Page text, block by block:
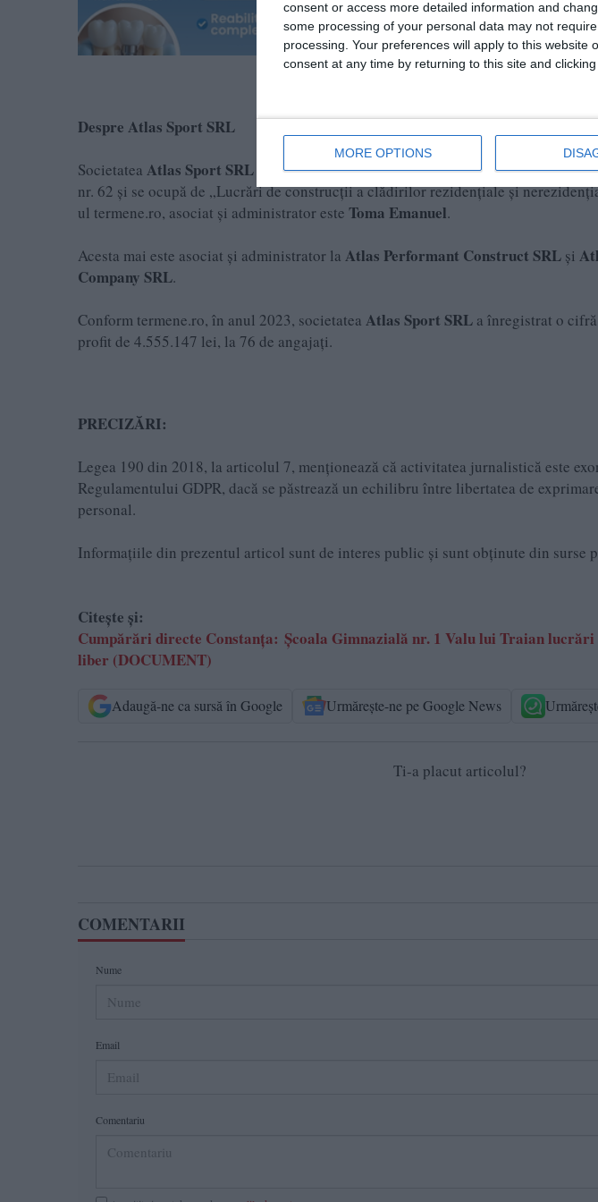
consent or access more detailed information and
some processing of your personal data may not
processing. Your preferences will apply to this
consent at any time by returning to this site and
MORE OPTIONS
Despre Atlas Sport SRL
Societatea Atlas Sport SRL a fost înființată în anul 2013, are sediul în Târgu
nr. 62 și se ocupă de „Lucrări de construcții a clădirilor rezidențiale și
ul termene.ro, asociat și administrator este Toma Emanuel.
Acesta mai este asociat și administrator la Atlas Performant Construct SRL și
Company SRL.
Conform termene.ro, în anul 2023, societatea Atlas Sport SRL a înregistrat o
profit de 4.555.147 lei, la 76 de angajați.
PRECIZĂRI:
Legea 190 din 2018, la articolul 7, menționează că activitatea jurnalistică este
Regulamentului GDPR, dacă se păstrează un echilibru între libertatea de
personal.
Informațiile din prezentul articol sunt de interes public și sunt obținute din surse
Citește și:
Cumpărări directe Constanța: Școala Gimnazială nr. 1 Valu lui Traian
liber (DOCUMENT)
Adaugă-ne ca sursă în Google Urmărește-ne pe Google News
Ti-a placut articolul?
COMENTARII
Nume
Email
Comentariu